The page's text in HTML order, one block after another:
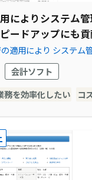
によりシステム
ードアップにも
適用により システム
ップにも貢献
会計ソフト
務を効率化したい
コ